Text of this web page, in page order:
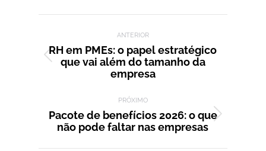
ANTERIOR
Post
anterior:
RH em PMEs: o papel estratégico
que vai além do tamanho da
empresa
PRÓXIMO
Próximo
Pacote de benefícios 2026: o que
não pode faltar nas empresas